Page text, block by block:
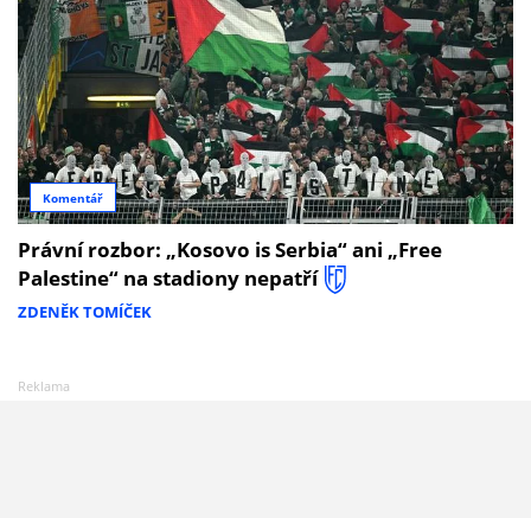
Komentář
Právní rozbor: „Kosovo is Serbia“ ani „Free
Palestine“ na stadiony nepatří
ZDENĚK TOMÍČEK